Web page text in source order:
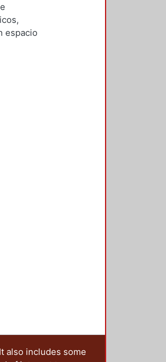
espacio
also includes some